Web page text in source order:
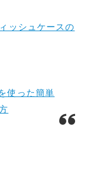
ッシュケースの
使った簡単